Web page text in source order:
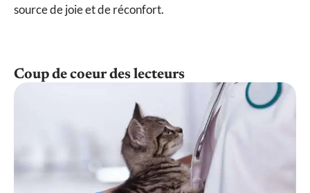
source de joie et de réconfort.
Coup de coeur des lecteurs